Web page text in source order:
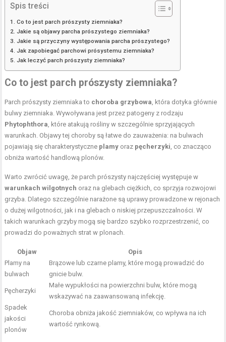
Spis treści
Co to jest parch prószysty ziemniaka?
Jakie są objawy parcha prószystego ziemniaka?
Jakie są przyczyny występowania parcha prószystego?
Jak zapobiegać parchowi prósystemu ziemniaka?
Jak leczyć parch prószysty ziemniaka?
Co to jest parch prószysty ziemniaka?
Parch prószysty ziemniaka to choroba grzybowa, która dotyka głównie
bulwy ziemniaka. Wywoływana jest przez patogeny z rodzaju
Phytophthora, które atakują rośliny w szczególnie sprzyjających
warunkach. Objawy tej choroby są łatwe do zauważenia: na bulwach
pojawiają się charakterystyczne plamy oraz pęcherzyki, co znacząco
obniża wartość handlową plonów.
Warto zwrócić uwagę, że parch prószysty najczęściej występuje w
warunkach wilgotnych oraz na glebach ciężkich, co sprzyja rozwojowi
grzyba. Dlatego szczególnie narażone są uprawy prowadzone w rejonach
o dużej wilgotności, jak i na glebach o niskiej przepuszczalności. W
takich warunkach grzyby mogą się bardzo szybko rozprzestrzenić, co
prowadzi do poważnych strat w plonach.
Objaw
Opis
Plamy na
bulwach
Brązowe lub czarne plamy, które mogą prowadzić do
gnicie bulw.
Pęcherzyki
Małe wypukłości na powierzchni bulw, które mogą
wskazywać na zaawansowaną infekcję.
Spadek
jakości
plonów
Choroba obniża jakość ziemniaków, co wpływa na ich
wartość rynkową.